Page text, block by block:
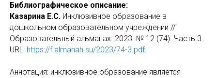
Библиографическое описание:
Казарина Е.С. Инклюзивное образование в
дошкольном образовательном учреждении //
Образовательный альманах. 2023. № 12 (74). Часть 3.
URL: https://f.almanah.su/2023/74-3.pdf.
Аннотация: инклюзивное образование является